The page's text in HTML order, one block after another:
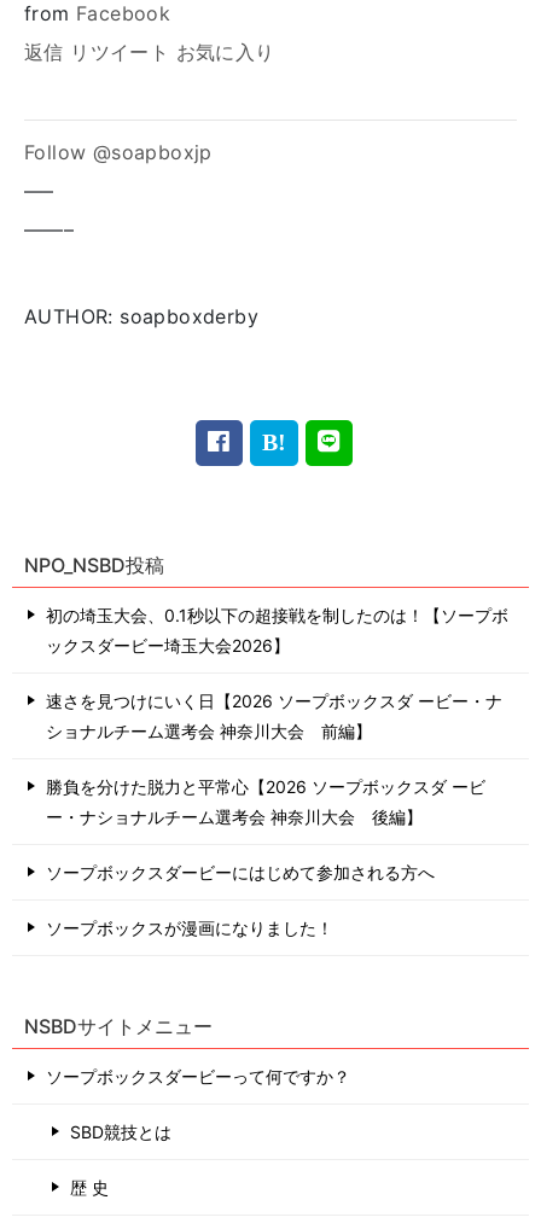
from Facebook
返信 リツイート お気に入り
Follow @soapboxjp
—–
——–
AUTHOR: soapboxderby
NPO_NSBD投稿
初の埼玉大会、0.1秒以下の超接戦を制したのは！【ソープボ
ックスダービー埼玉大会2026】
速さを見つけにいく日【2026 ソープボックスダ ービー・ナ
ショナルチーム選考会 神奈川⼤会 前編】
勝負を分けた脱力と平常心【2026 ソープボックスダ ービ
ー・ナショナルチーム選考会 神奈川⼤会 後編】
ソープボックスダービーにはじめて参加される方へ
ソープボックスが漫画になりました！
NSBDサイトメニュー
ソープボックスダービーって何ですか？
SBD競技とは
歴 史